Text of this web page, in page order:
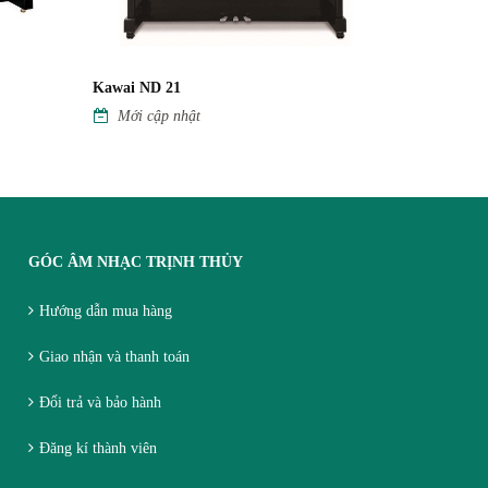
Kawai ND 21
Mới cập nhật
GÓC ÂM NHẠC TRỊNH THỦY
Hướng dẫn mua hàng
Giao nhận và thanh toán
Đổi trả và bảo hành
Đăng kí thành viên